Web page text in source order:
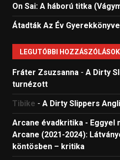
On Sai: A ​háború titka
Átadták Az Év
LEGUTÓBBI HOZZÁSZÓLÁSOK
Fráter Zsuzsanna - A Dirty
turnézott
Tibike - A Dirty Slippers
Arcane évadkritika - Eggyel
Arcane (2021-2024):
köntösben – kritika